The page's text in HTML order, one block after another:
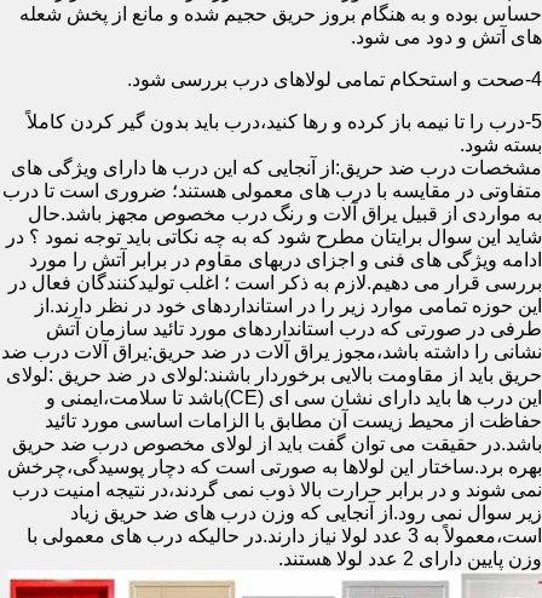
حساس بوده و به هنگام بروز حریق حجیم شده و مانع از پخش شعله
های آتش و دود می شود.
4-صحت و استحکام تمامی لولاهای درب بررسی شود.
5-درب را تا نیمه باز کرده و رها کنید،درب باید بدون گیر کردن کاملاً
بسته شود.
مشخصات درب ضد حریق:از آنجایی که این درب ها دارای ویژگی های
متفاوتی در مقایسه با درب های معمولی هستند؛ ضروری است تا درب
به مواردی از قبیل یراق آلات و رنگ درب مخصوص مجهز باشد.حال
شاید این سوال برایتان مطرح شود که به چه نکاتی باید توجه نمود ؟ در
ادامه ویژگی های فنی و اجزای دربهای مقاوم در برابر آتش را مورد
بررسی قرار می دهیم.لازم به ذکر است ؛ اغلب تولیدکنندگان فعال در
این حوزه تمامی موارد زیر را در استانداردهای خود در نظر دارند.از
طرفی در صورتی که درب استانداردهای مورد تائید سازمان آتش
نشانی را داشته باشد،مجوز یراق آلات در ضد حریق:یراق آلات درب ضد
حریق باید از مقاومت بالایی برخوردار باشند:لولای در ضد حریق :لولای
این درب ها باید دارای نشان سی ای (CE)باشد تا سلامت،ایمنی و
حفاظت از محیط زیست آن مطابق با الزامات اساسی مورد تائید
باشد.در حقیقت می توان گفت باید از لولای مخصوص درب ضد حریق
بهره برد.ساختار این لولاها به صورتی است که دچار پوسیدگی،چرخش
نمی شوند و در برابر حرارت بالا ذوب نمی گردند،در نتیجه امنیت درب
زیر سوال نمی رود.از آنجایی که وزن درب های ضد حریق زیاد
است،معمولاً به 3 عدد لولا نیاز دارند.در حالیکه درب های معمولی با
وزن پایین دارای 2 عدد لولا هستند.